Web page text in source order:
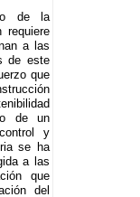
de la
requiere
a las
de este
que
de un
y
se ha
a las
que
del